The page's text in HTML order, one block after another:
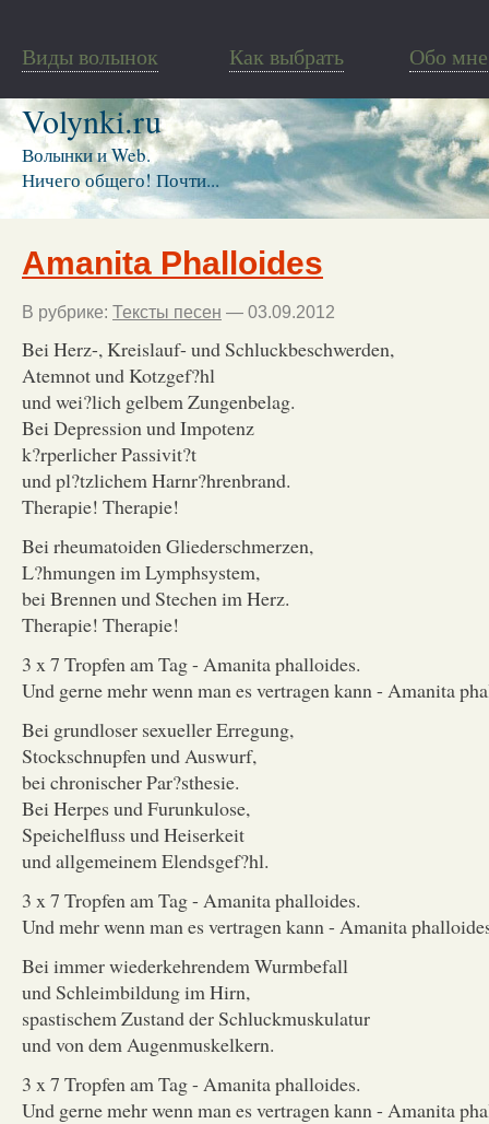
Виды волынок Как выбрать Обо мне
Volynki.ru
Волынки и Web.
Ничего общего! Почти...
Amanita Phalloides
В рубрике: Тексты песен — 03.09.2012
Bei Herz-, Kreislauf- und Schluckbeschwerden,
Atemnot und Kotzgef?hl
und wei?lich gelbem Zungenbelag.
Bei Depression und Impotenz
k?rperlicher Passivit?t
und pl?tzlichem Harnr?hrenbrand.
Therapie! Therapie!
Bei rheumatoiden Gliederschmerzen,
L?hmungen im Lymphsystem,
bei Brennen und Stechen im Herz.
Therapie! Therapie!
3 x 7 Tropfen am Tag - Amanita phalloides.
Und gerne mehr wenn man es vertragen kann - Amanita
Bei grundloser sexueller Erregung,
Stockschnupfen und Auswurf,
bei chronischer Par?sthesie.
Bei Herpes und Furunkulose,
Speichelfluss und Heiserkeit
und allgemeinem Elendsgef?hl.
3 x 7 Tropfen am Tag - Amanita phalloides.
Und mehr wenn man es vertragen kann - Amanita
Bei immer wiederkehrendem Wurmbefall
und Schleimbildung im Hirn,
spastischem Zustand der Schluckmuskulatur
und von dem Augenmuskelkern.
3 x 7 Tropfen am Tag - Amanita phalloides.
Und gerne mehr wenn man es vertragen kann - Amanita